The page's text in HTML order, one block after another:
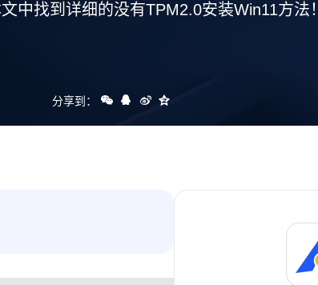
中找到详细的没有TPM2.0安装Win11方法！
分享到：